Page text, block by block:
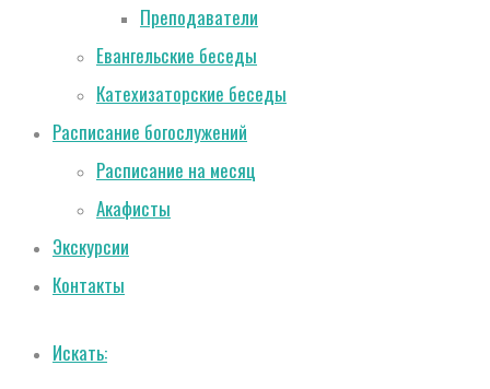
Преподаватели
Евангельские беседы
Катехизаторские беседы
Расписание богослужений
Расписание на месяц
Акафисты
Экскурсии
Контакты
Искать: